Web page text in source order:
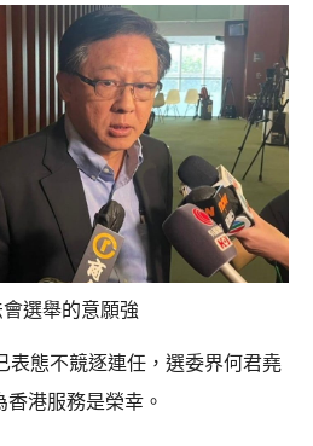
選舉的意願強
表態不競逐連任，選委界何君堯
港服務是榮幸。